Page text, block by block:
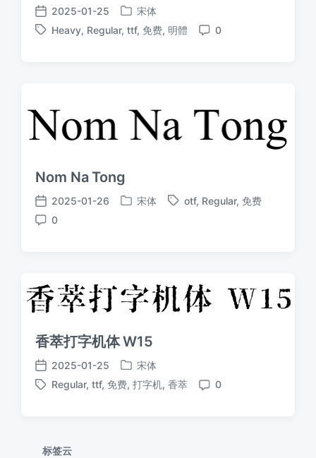
发
布
2025-01-25
发
布
宋体
标
Heavy, Regular, ttf, 免费, 明體
评
0
Nom Na Tong
发
布
2025-01-26
发
宋体
标
otf, Regular, 免费
评
0
香萃打字机体 W15
发
布
2025-01-25
发
布
宋体
标
Regular, ttf, 免费, 打字机, 香萃
评
0
标签云